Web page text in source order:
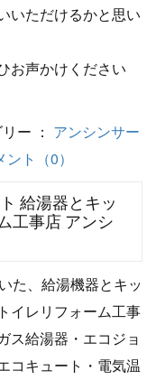
いただけるかと思い
お声かけください
ー ： アンシンサー
ント（0）
給湯器とキッ
工事店 アンシ
た、給湯機器とキッ
イレリフォーム工事
ス給湯器・エコジョ
コキュート・電気温